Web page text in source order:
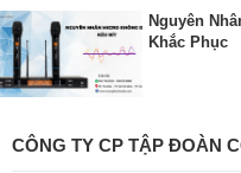
Nguyên
Khắc Phục
CÔNG TY CP TẬP ĐOÀN